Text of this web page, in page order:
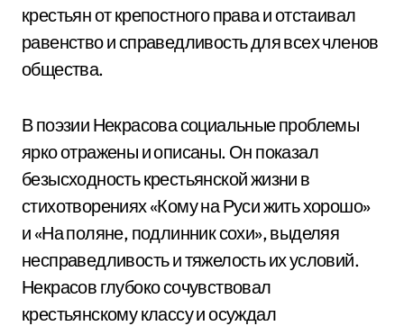
крестьян от крепостного права и отстаивал
равенство и справедливость для всех членов
общества.
В поэзии Некрасова социальные проблемы
ярко отражены и описаны. Он показал
безысходность крестьянской жизни в
стихотворениях «Кому на Руси жить хорошо»
и «На поляне, подлинник сохи», выделяя
несправедливость и тяжелость их условий.
Некрасов глубоко сочувствовал
крестьянскому классу и осуждал